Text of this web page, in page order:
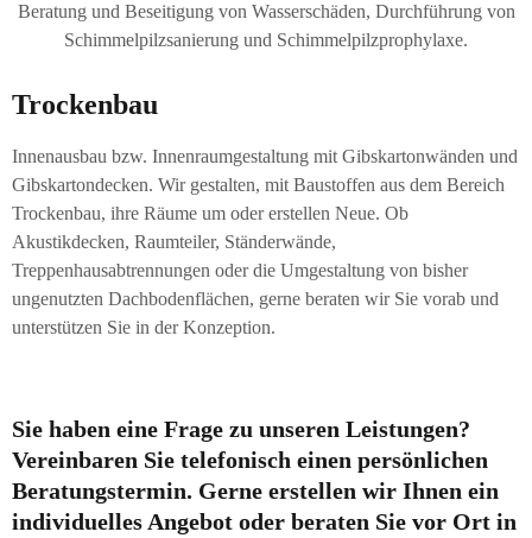
Beratung und Beseitigung von Wasserschäden, Durchführung von
Schimmelpilzsanierung und Schimmelpilzprophylaxe.
Trockenbau
Innenausbau bzw. Innenraumgestaltung mit Gibskartonwänden und
Gibskartondecken. Wir gestalten, mit Baustoffen aus dem Bereich
Trockenbau, ihre Räume um oder erstellen Neue. Ob
Akustikdecken, Raumteiler, Ständerwände,
Treppenhausabtrennungen oder die Umgestaltung von bisher
ungenutzten Dachbodenflächen, gerne beraten wir Sie vorab und
unterstützen Sie in der Konzeption.
Sie haben eine Frage zu unseren Leistungen?
Vereinbaren Sie telefonisch einen persönlichen
Beratungstermin. Gerne erstellen wir Ihnen ein
individuelles Angebot oder beraten Sie vor Ort in